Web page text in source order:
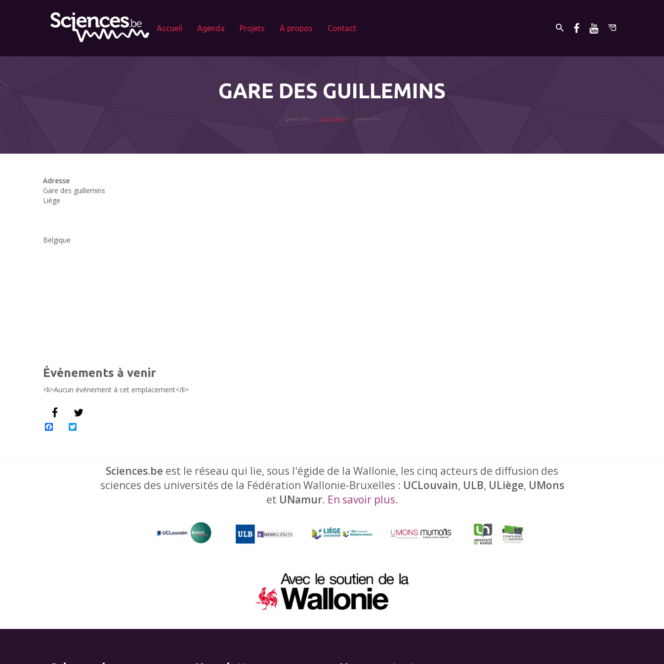
Accueil Agenda Projets À propos Contact
GARE DES GUILLEMINS
ACCUEIL
Adresse
Gare des guillemins
Liège
Belgique
Événements à venir
<li>Aucun événement à cet emplacement</li>
Facebook
Sciences.be est le réseau qui lie, sous l'égide de la Wallonie, les cinq acteurs de diffusion des
sciences des universités de la Fédération Wallonie-Bruxelles : UCLouvain, ULB, ULiège, UMons
et UNamur. En savoir plus.